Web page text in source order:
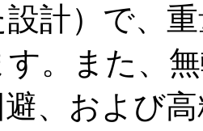
計）で、
す。また、
、および